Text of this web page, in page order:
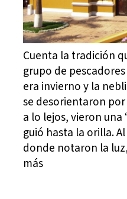
Cuenta la tradición
grupo de
era invierno y la
se desorientaron
a lo lejos, vieron
guió hasta la orilla.
donde notaron la
más